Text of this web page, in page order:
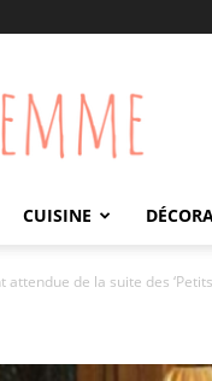
CUISINE
attendue de la suite des